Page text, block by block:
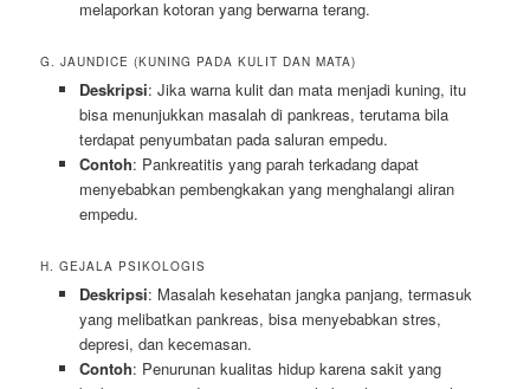
melaporkan kotoran yang berwarna terang.
G. JAUNDICE (KUNING PADA KULIT DAN MATA)
Deskripsi: Jika warna kulit dan mata menjadi kuning, itu
bisa menunjukkan masalah di pankreas, terutama bila
terdapat penyumbatan pada saluran empedu.
Contoh: Pankreatitis yang parah terkadang dapat
menyebabkan pembengkakan yang menghalangi aliran
empedu.
H. GEJALA PSIKOLOGIS
Deskripsi: Masalah kesehatan jangka panjang, termasuk
yang melibatkan pankreas, bisa menyebabkan stres,
depresi, dan kecemasan.
Contoh: Penurunan kualitas hidup karena sakit yang